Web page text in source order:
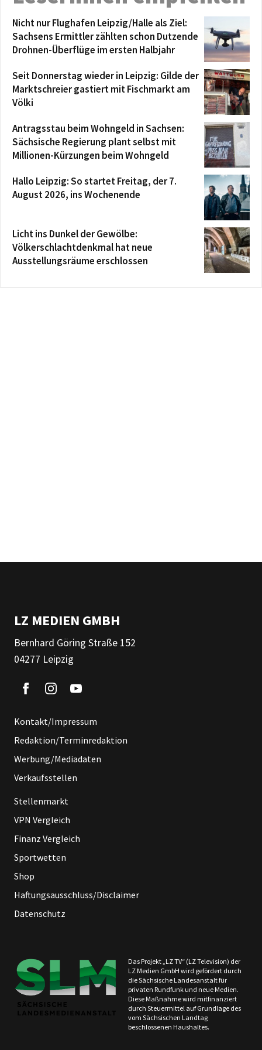
Nicht nur Flughafen Leipzig/Halle als Ziel:
Sachsens Ermittler zählten schon Dutzende
Drohnen-Überflüge im ersten Halbjahr
Seit Donnerstag wieder in Leipzig: Gilde der
Marktschreier gastiert mit Fischmarkt am
Völki
Antragsstau beim Wohngeld in Sachsen:
Sächsische Regierung plant selbst mit
Millionen-Kürzungen beim Wohngeld
Hallo Leipzig: So startet Freitag, der 7.
August 2026, ins Wochenende
Licht ins Dunkel der Gewölbe:
Völkerschlachtdenkmal hat neue
Ausstellungsräume erschlossen
LZ MEDIEN GMBH
Bernhard Göring Straße 152
04277 Leipzig
Kontakt/Impressum
Redaktion/Terminredaktion
Werbung/Mediadaten
Verkaufsstellen
Stellenmarkt
VPN Vergleich
Finanz Vergleich
Sportwetten
Shop
Haftungsausschluss/Disclaimer
Datenschutz
Das Projekt „LZ TV“ (LZ Television) der
LZ Medien GmbH wird gefördert durch
die Sächsische Landesanstalt für
privaten Rundfunk und neue Medien.
Diese Maßnahme wird mitfinanziert
durch Steuermittel auf Grundlage des
vom Sächsischen Landtag
beschlossenen Haushaltes.